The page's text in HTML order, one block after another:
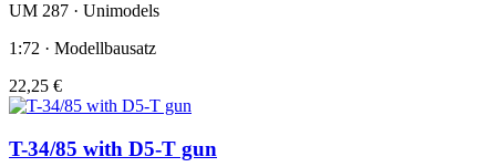
UM 287 · Unimodels
1:72 · Modellbausatz
22,25 €
T-34/85 with D5-T gun